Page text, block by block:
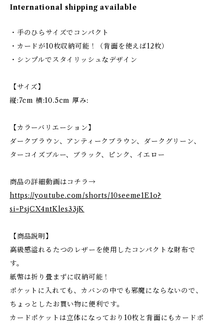
International shipping available
・手のひらサイズでコンパクト
・カードが10枚収納可能！（背面を使えば12枚）
・シンプルでスタイリッシュなデザイン
【サイズ】
縦:7cm 横:10.5cm 厚み:
【カラーバリエーション】
ダークブラウン、アンティークブラウン、ダークグリーン、
ターコイズブルー、ブラック、ピンク、イエロー
商品の詳細動画はコチラ→
https://youtube.com/shorts/10seeme1E1o?
si=PsjCX4ntKles33jK
【商品説明】
高級感溢れるたつのレザーを使用したコンパクトな財布で
す。
紙幣は折り畳まずに収納可能！
ポケットに入れても、カバンの中でも邪魔にならないので、
ちょっとしたお買い物に便利です。
カードポケットは立体になっており10枚と背面にもカードポ